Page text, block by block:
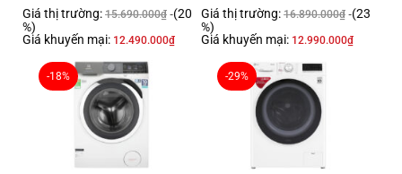
Giá thị trường: 15.690.000₫ (20
%)
Giá khuyến mại: 12.490.000₫
Giá thị trường: 16.890.000₫ (23
%)
Giá khuyến mại: 12.990.000₫
-18% -29%